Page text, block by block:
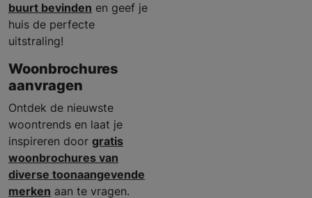
buurt bevinden en geef je
huis de perfecte
uitstraling!
Woonbrochures
aanvragen
Ontdek de nieuwste
woontrends en laat je
inspireren door gratis
woonbrochures van
diverse toonaangevende
merken aan te vragen.